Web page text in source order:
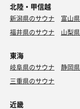
北陸・甲信越
新潟県のサウナ 富山
福井県のサウナ
山梨
東海
岐阜県のサウナ 静岡
三重県のサウナ
近畿